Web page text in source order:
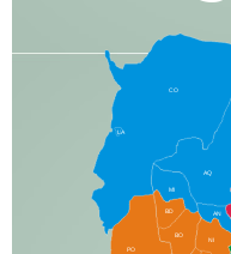
CO
AQ
MI
AN
BD
BO
NI
PO
LA